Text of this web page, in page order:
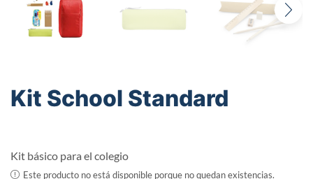
Kit School Standard
Kit básico para el colegio
Este producto no está disponible porque no quedan existencias.